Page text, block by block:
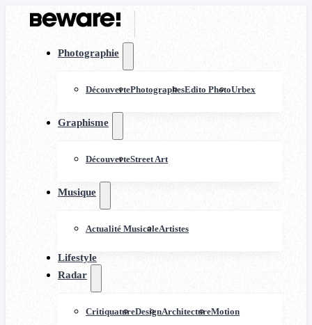
Photographie
DécouvertePhotographesEdito PhotoUrbex
Graphisme
DécouverteStreet Art
Musique
Actualité MusicaleArtistes
Lifestyle
Radar
CritiquatureDesignArchitectureMotion